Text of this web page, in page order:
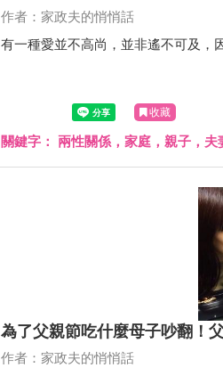
作者：家政夫的悄悄話
有一種愛並不高尚，並非遙不可及，
收藏
關鍵字： 兩性關係，家庭，親子，夫
為了父親節吃什麼母子吵翻！
作者：家政夫的悄悄話